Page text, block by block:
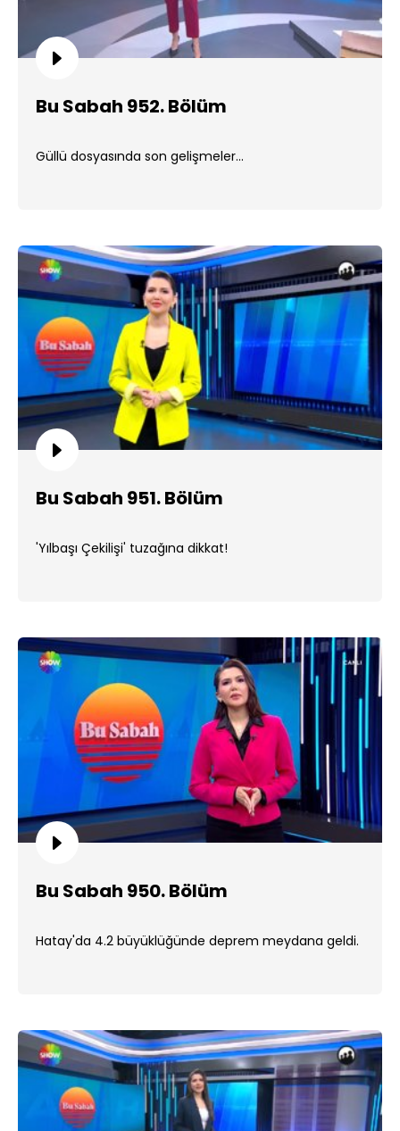
Bu Sabah 952. Bölüm
Güllü dosyasında son gelişmeler...
Bu Sabah 951. Bölüm
'Yılbaşı Çekilişi' tuzağına dikkat!
Bu Sabah 950. Bölüm
Hatay'da 4.2 büyüklüğünde deprem meydana geldi.